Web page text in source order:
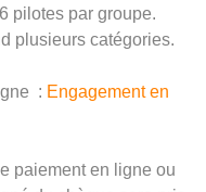
pilotes par groupe.
plusieurs catégories.
: Engagement en
paiement en ligne ou